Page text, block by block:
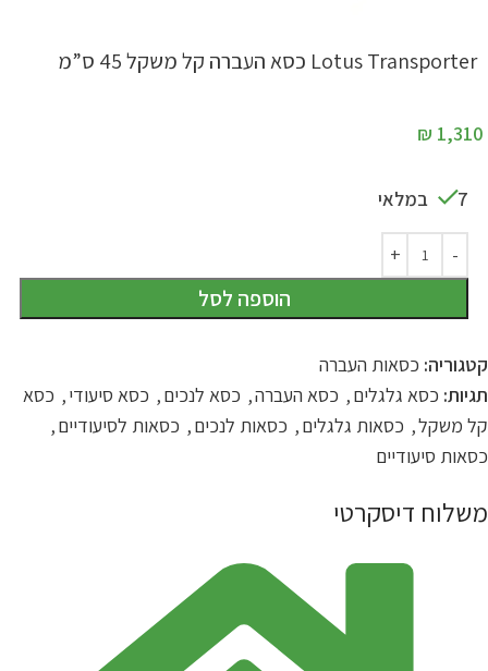
Lotus Transporter כסא העברה קל משקל 45 ס”מ
1,310
₪
7 במלאי
הוספה לסל
קטגוריה: כסאות העברה
תגיות: כסא גלגלים, כסא העברה, כסא לנכים, כסא סיעודי, כסא
קל משקל, כסאות גלגלים, כסאות לנכים, כסאות לסיעודיים,
כסאות סיעודיים
משלוח דיסקרטי